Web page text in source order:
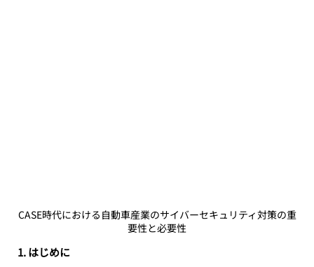
CASE時代における自動車産業のサイバーセキュリティ対策の重
要性と必要性
1. はじめに